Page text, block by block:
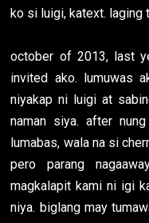
ko si luigi, katext. laging
october of 2013, last
invited ako. lumuwas
niyakap ni luigi at
naman siya. after
lumabas, wala na si
pero parang
magkalapit kami ni igi
niya. biglang may